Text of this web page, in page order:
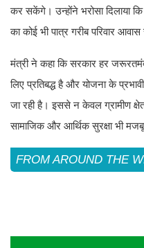
कर सकेंगे। उन्होंने भरोसा दिलाया कि
का कोई भी पात्र गरीब परिवार
मंत्री ने कहा कि सरकार हर
लिए प्रतिबद्ध है और योजना के
जा रही है। इससे न केवल ग्रामीण
सामाजिक और आर्थिक सुरक्षा भी
FROM AROUND THE